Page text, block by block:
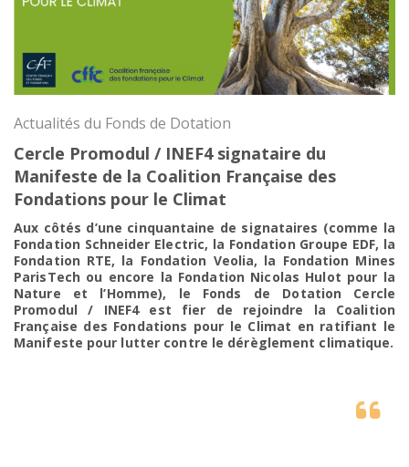
Actualités du Fonds de Dotation
Cercle Promodul / INEF4 signataire du
Manifeste de la Coalition Française des
Fondations pour le Climat
Aux côtés d’une cinquantaine de signataires (comme la
Fondation Schneider Electric, la Fondation Groupe EDF, la
Fondation RTE, la Fondation Veolia, la Fondation Mines
ParisTech ou encore la Fondation Nicolas Hulot pour la
Nature et l’Homme), le Fonds de Dotation Cercle
Promodul / INEF4 est fier de rejoindre la Coalition
Française des Fondations pour le Climat en ratifiant le
Manifeste pour lutter contre le dérèglement climatique.